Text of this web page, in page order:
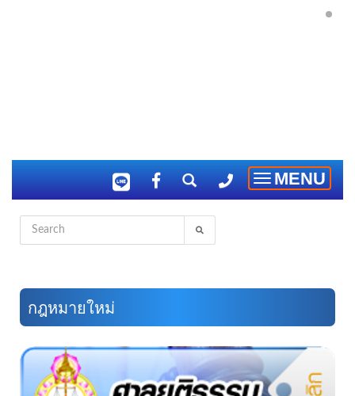
Toggle
navigation
MENU
กฎหมายใหม่